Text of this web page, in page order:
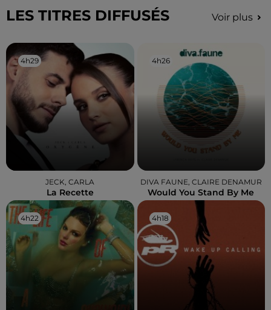
LES TITRES DIFFUSÉS Voir plus
4h29
4h29
JECK, CARLA
La Recette
4h26
4h26
DIVA FAUNE, CLAIRE DENAMUR
Would You Stand By Me
4h22
4h22 4h18
4h18